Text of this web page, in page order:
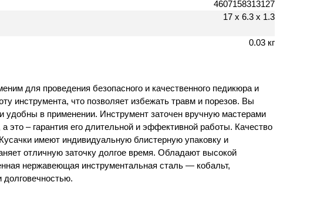
4607158313127
17 х 6.3 х 1.3
0.03 кг
для проведения безопасного и качественного педикюра и
инструмента, что позволяет избежать травм и порезов. Вы
удобны в применении. Инструмент заточен вручную мастерами
это – гарантия его длительной и эффективной работы. Качество
имеют индивидуальную блистерную упаковку и
отличную заточку долгое время. Обладают высокой
нержавеющая инструментальная сталь — кобальт,